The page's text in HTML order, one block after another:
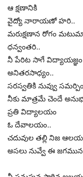
ఆ క్షణానికి
వైద్యో నారాయణో హరి..
మరుక్షణాన రోగం
ధన్వంతరి..
నీ పేరిట సాగే విద్యాయజ్ఞం
అనితరసాధ్యం..
సరస్వతికి నువ్వు
నీకు మాత్రమే చెందే
ప్రతి విద్యాలయం
ఓ దేవాలయం..
చదువుల తల్లి నిజ
అసలు నువ్వే ఈ